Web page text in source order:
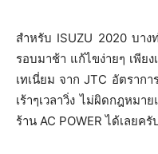
สำหรับ ISUZU 2020 บาง
รอบมาช้า แก้ไขง่ายๆ เพีย
เทเนี่ยม จาก JTC อัตรากา
เร้าๆเวลาวิ่ง ไม่ผิดกฎหม
ร้าน AC POWER ได้เลยค